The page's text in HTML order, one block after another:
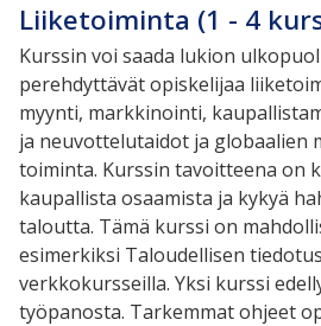
Liiketoiminta (1 - 4
Kurssin voi saada lukion
perehdyttävät opiskelijaa
myynti, markkinointi,
ja neuvottelutaidot ja globaalien
toiminta. Kurssin tavoitteena on
kaupallista osaamista ja kykyä
taloutta. Tämä kurssi on
esimerkiksi Taloudellisen
verkkokursseilla. Yksi kurssi
työpanosta. Tarkemmat ohjeet